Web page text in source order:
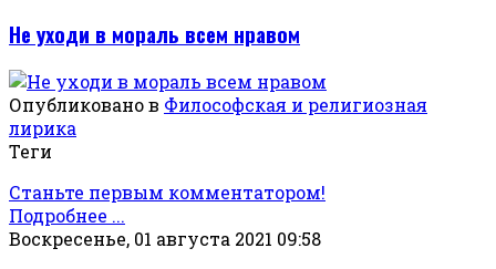
Не уходи в мораль всем нравом
Опубликовано в Философская и религиозная
лирика
Теги
Станьте первым комментатором!
Подробнее ...
Воскресенье, 01 августа 2021 09:58